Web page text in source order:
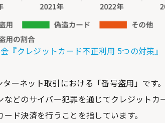
『クレジットカード不正利用 5つの対策』
ーネット取引における「番号盗用」です
どのサイバー犯罪を通じてクレジットカ
ド決済を行うことを指しています。